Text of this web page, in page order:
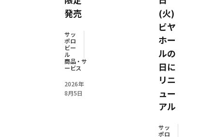
発売
サッ
ポロ
ビー
ル
商品・サ
ービス
2026年
8月5日
(火)
ビヤ
ホー
ルの
日に
リニ
ュー
アル
サッ
ポロ